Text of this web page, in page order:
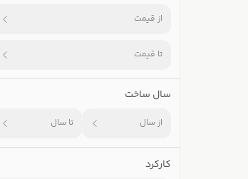
از قیمت
تا قیمت
سال ساخت
از سال تا سال
کارکرد